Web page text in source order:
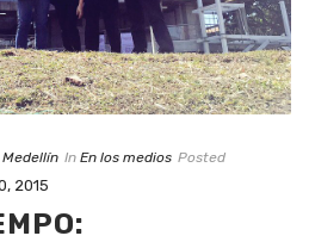
In En los medios Posted
2015